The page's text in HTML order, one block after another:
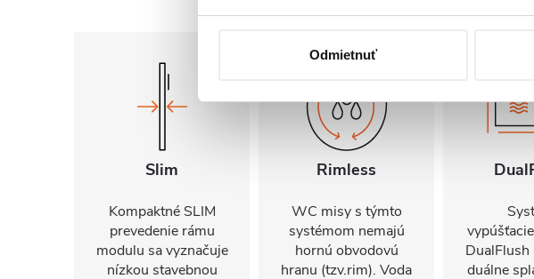
Odmietnuť
Slim
Kompaktné SLIM
prevedenie rámu
modulu sa vyznačuje
nízkou stavebnou
Rimless
WC misy s týmto
systémom nemajú
hornú obvodovú
hranu (tzv.rim). Voda
duálne